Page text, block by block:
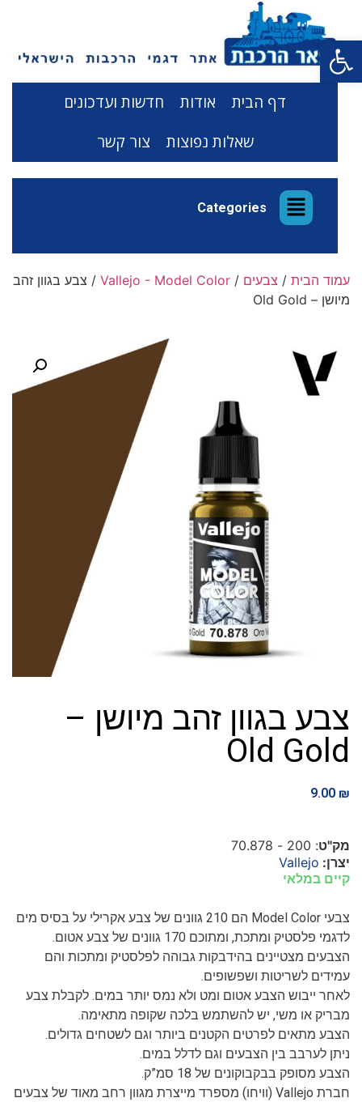
פתח סרגל נגישות
דף הבית אודות
חדשות ועדכונים
שאלות נפוצות
צור קשר
Categories
עמוד הבית / צבעים /
Vallejo - Model Color / צבע בגוון זהב
מיושן – Old Gold
צבע בגוון זהב מיושן –
Old Gold
9.00 ₪
מק"ט: 200 - 70.878
יצרן: Vallejo
קיים במלאי
צבעי Model Color הם 210 גוונים של צבע אקרילי על בסיס מים
לדגמי פלסטיק ומתכת, ומתוכם 170 גוונים של צבע אטום.
הצבעים מצטיינים בהידבקות גבוהה לפלסטיק ומתכות והם
עמידים לשריטות ושפשופים.
לאחר ייבוש הצבע אטום ומט ולא נמס יותר במים. לקבלת צבע
מבריק או משי, יש להשתמש בלכה שקופה מתאימה.
הצבע מתאים לפרטים הקטנים ביותר וגם לשטחים גדולים.
ניתן לערבב בין הצבעים וגם לדלל במים.
הצבע מסופק בבקבוקונים של 18 סמ”ק.
חברת Vallejo (וויחו) מספרד מייצרת מגוון רחב מאוד של צבעים